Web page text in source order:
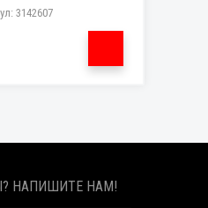
3142607
НАПИШИТЕ НАМ!